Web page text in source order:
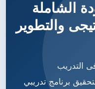
الشاملة
والتطوير
التدريب
برنامج تدريبي